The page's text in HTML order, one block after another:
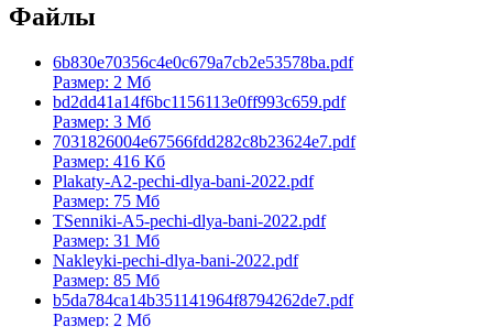
Файлы
6b830e70356c4e0c679a7cb2e53578ba.pdf
Размер: 2 Мб
bd2dd41a14f6bc1156113e0ff993c659.pdf
Размер: 3 Мб
7031826004e67566fdd282c8b23624e7.pdf
Размер: 416 Кб
Plakaty-A2-pechi-dlya-bani-2022.pdf
Размер: 75 Мб
TSenniki-A5-pechi-dlya-bani-2022.pdf
Размер: 31 Мб
Nakleyki-pechi-dlya-bani-2022.pdf
Размер: 85 Мб
b5da784ca14b351141964f8794262de7.pdf
Размер: 2 Мб